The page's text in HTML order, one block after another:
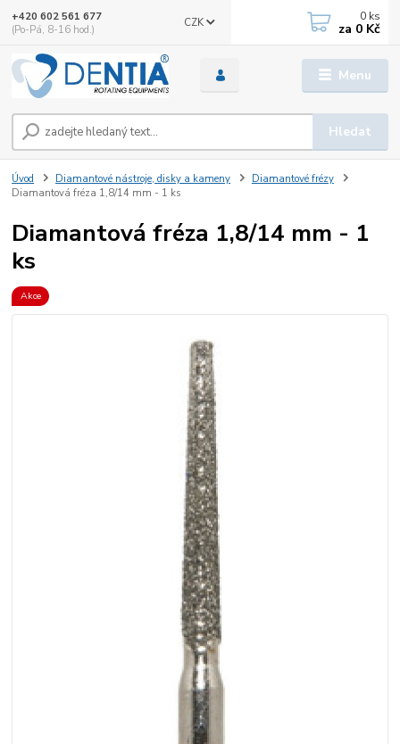
Menu
CZK
Hledat
+420 602 561 677
(Po-Pá, 8-16 hod.)
0 ks
za 0 Kč
Úvod Diamantové nástroje, disky a kameny
Diamantové frézy
Diamantová fréza 1,8/14 mm - 1 ks
Diamantová fréza 1,8/14 mm - 1
ks
Akce